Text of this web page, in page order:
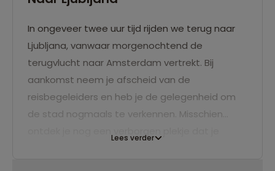
In ongeveer twee uur tijd rijden we terug naar
Ljubljana, vanwaar morgenochtend de
terugvlucht naar Amsterdam vertrekt. Bij
aankomst neem je afscheid van de
reisbegeleiders en heb je de gelegenheid om
de stad nogmaals te verkennen. Misschien
Lees verder